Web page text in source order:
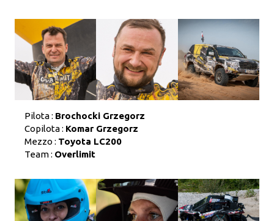
Pilota : Brochocki Grzegorz
Copilota : Komar Grzegorz
Mezzo : Toyota LC200
Team : Overlimit